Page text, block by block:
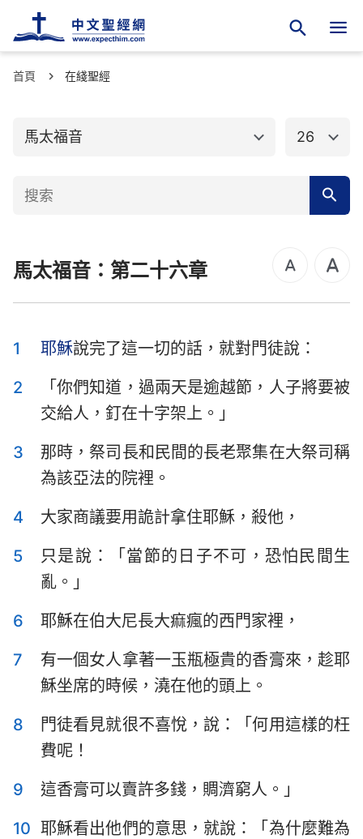
首頁 在綫聖經
馬太福音
舊約聖經
馬太福音
使徒行傳
加拉太書 以弗所書
帖撒羅尼迦前書 帖撒羅尼迦後書
提摩太前書 提摩太後書
提多書 腓利門書
希伯來書 雅各書
彼得前書
約翰一書 約翰二書
約翰三書 猶大書
26
馬太福音：第二十六章
1 耶穌說完了這一切的話，就對門徒說：
2
「你們知道，過兩天是逾越節，人子將要被
交給人，釘在十字架上。」
3
那時，祭司長和民間的長老聚集在大祭司稱
為該亞法的院裡。
4
大家商議要用詭計拿住耶穌，殺他，
5
只是說：「當節的日子不可，恐怕民間生
亂。」
6
耶穌在伯大尼長大痲瘋的西門家裡，
7
有一個女人拿著一玉瓶極貴的香膏來，趁耶
穌坐席的時候，澆在他的頭上。
8
門徒看見就很不喜悅，說：「何用這樣的枉
費呢！
9
這香膏可以賣許多錢，賙濟窮人。」
10 耶穌看出他們的意思，就說：「為什麼難為